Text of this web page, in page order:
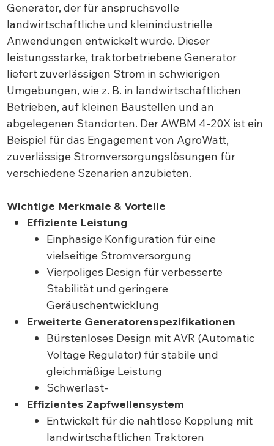
Generator, der für anspruchsvolle
landwirtschaftliche und kleinindustrielle
Anwendungen entwickelt wurde. Dieser
leistungsstarke, traktorbetriebene Generator
liefert zuverlässigen Strom in schwierigen
Umgebungen, wie z. B. in landwirtschaftlichen
Betrieben, auf kleinen Baustellen und an
abgelegenen Standorten. Der AWBM 4-20X ist ein
Beispiel für das Engagement von AgroWatt,
zuverlässige Stromversorgungslösungen für
verschiedene Szenarien anzubieten.
Wichtige Merkmale & Vorteile
Effiziente Leistung
Einphasige Konfiguration für eine
vielseitige Stromversorgung
Vierpoliges Design für verbesserte
Stabilität und geringere
Geräuschentwicklung
Erweiterte Generatorenspezifikationen
Bürstenloses Design mit AVR (Automatic
Voltage Regulator) für stabile und
gleichmäßige Leistung
Schwerlast-
Effizientes Zapfwellensystem
Entwickelt für die nahtlose Kopplung mit
landwirtschaftlichen Traktoren